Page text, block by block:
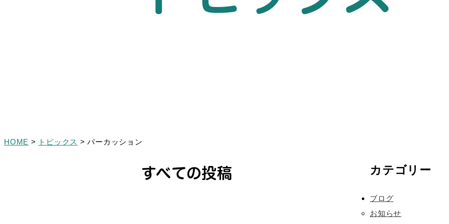
HOME > トピックス >パーカッション
すべての投稿 カテゴリー
ブログ
お知らせ